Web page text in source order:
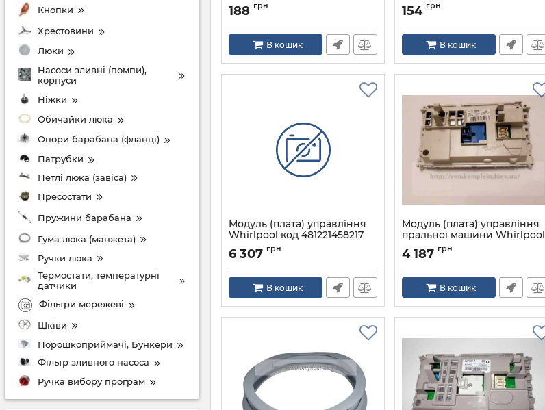
Кнопки
Хрестовини
Люки
Насоси зливні (помпи),
корпуси
Ніжки
Обичайки люка
Опори барабана (фланці)
Патрубки
Петлі люка (завіса)
Пресостати
Пружини барабана
Гума люка (манжета)
Ручки люка
Термостати, температурні
датчики
Фільтри мережеві
Шківи
Порошкоприймачі, Бункери
Фільтр зливного насоса
Ручка вибору програм
барабана пральної машини
Whirlpool низьке
Артикул: 480110100104
188 грн
В кошик
Артикул: 481252918038
154 грн
В кошик
Модуль (плата) управління
Whirlpool код 481221458217
Артикул: 481221458217
6 307 грн
В кошик
Модуль (плата) управління
пральної машини Whirlpool
DOMINO
Артикул:
4 187 грн
В кошик